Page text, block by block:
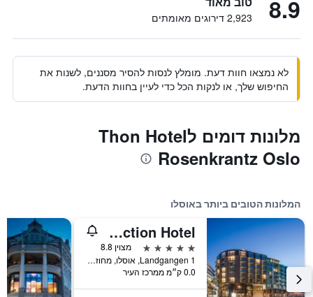
8.9 2,923 דירוגים מאומתים
לא נמצאו חוות דעת. מומלץ לנסות להסיר מסננים, לשנות את
החיפוש שלך, או לנקות הכל כדי לעיין בחוות הדעת.
מלונות דומים לThon Hotel
Rosenkrantz Oslo
המלונות הטובים ביותר באוסלו
The Thief, An Ascend Collection Hotel
5 כוכבים
מצוין 8.8
Landgangen 1, אוסלו, מחוז אוסלו, נורווגיה
0.0 ק״מ ממרכז העיר